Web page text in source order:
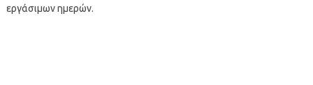
εργάσιμων ημερών.